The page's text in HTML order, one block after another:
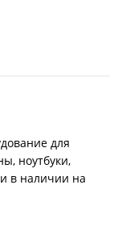
для
ноутбуки,
в наличии на